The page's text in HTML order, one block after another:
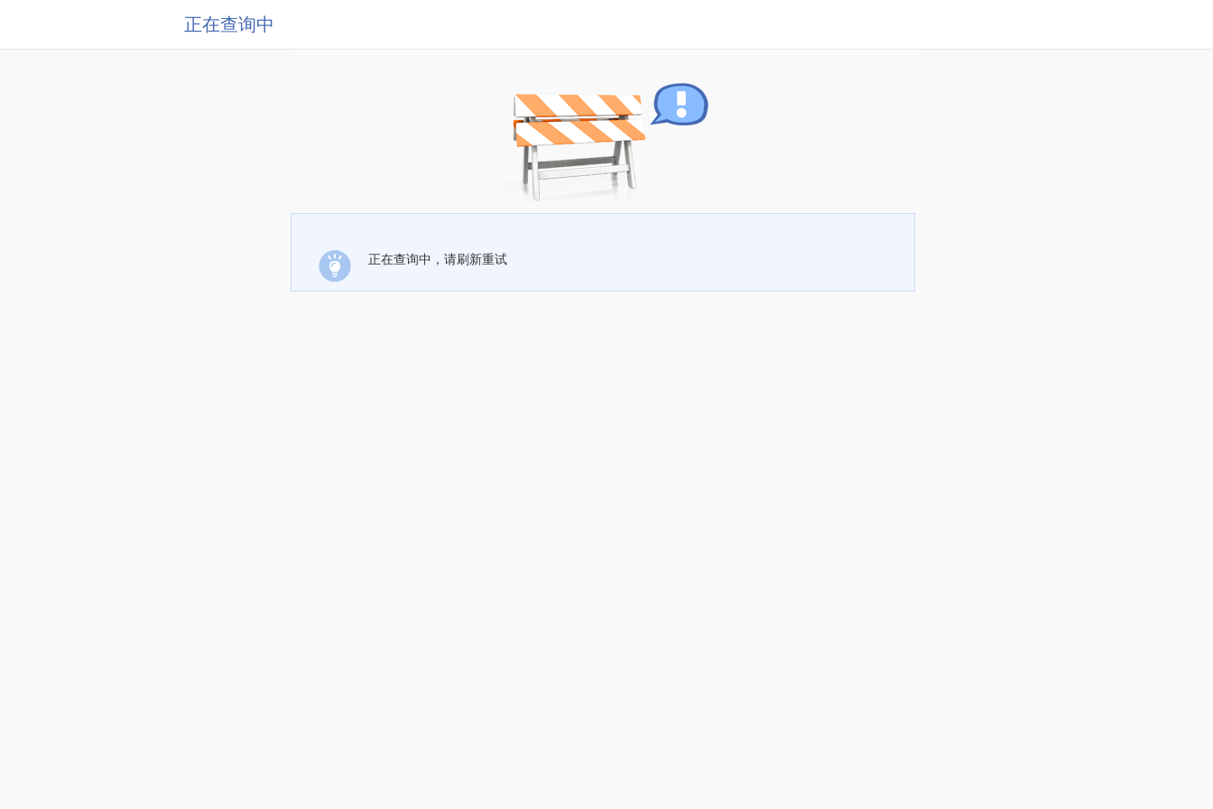
正在查询中
正在查询中，请刷新重试